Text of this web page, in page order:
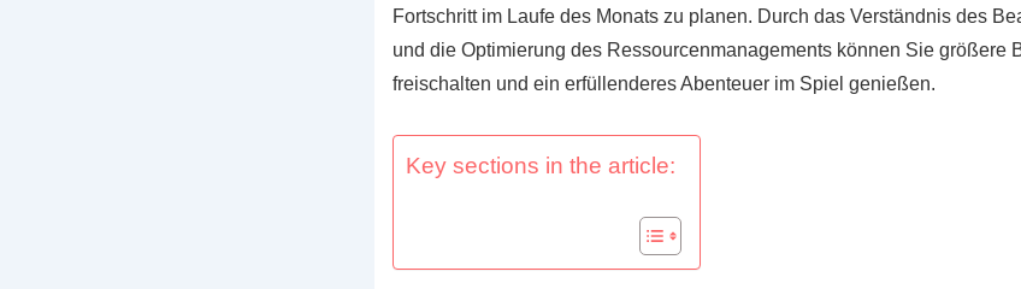
Fortschritt im Laufe des Monats zu planen. Durch das Verständnis des
und die Optimierung des Ressourcenmanagements können Sie größere
freischalten und ein erfüllenderes Abenteuer im Spiel genießen.
Key sections in the article: